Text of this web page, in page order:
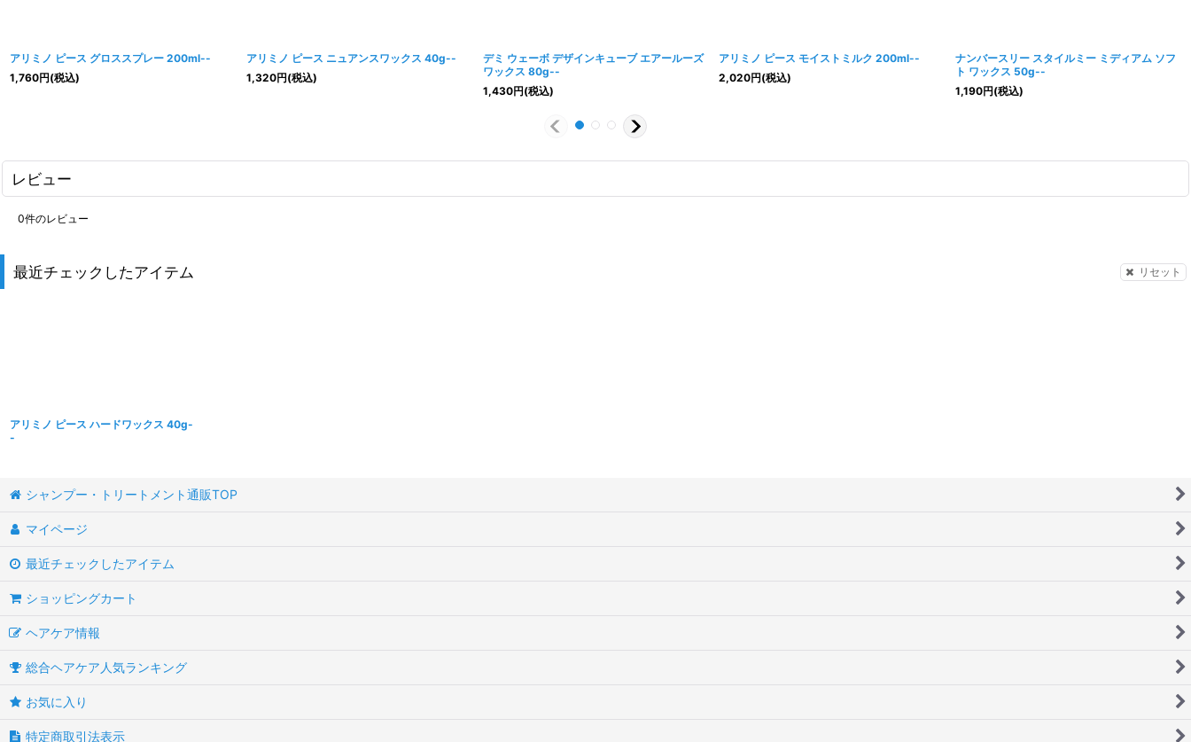
アリミノ ピース グロススプレー 200ml--
1,760円(税込)
アリミノ ピース ニュアンスワックス 40g--
1,320円(税込)
デミ ウェーボ デザインキューブ エアールーズ
ワックス 80g--
1,430円(税込)
アリミノ ピース モイストミルク 200ml--
2,020円(税込)
ナンバースリー スタイルミー ミディアム ソフ
ト ワックス 50g--
1,190円(税込)
レビュー
0件のレビュー
最近チェックしたアイテム リセット
アリミノ ピース ハードワックス 40g-
-
シャンプー・トリートメント通販TOP
マイページ
最近チェックしたアイテム
ショッピングカート
ヘアケア情報
総合ヘアケア人気ランキング
お気に入り
特定商取引法表示